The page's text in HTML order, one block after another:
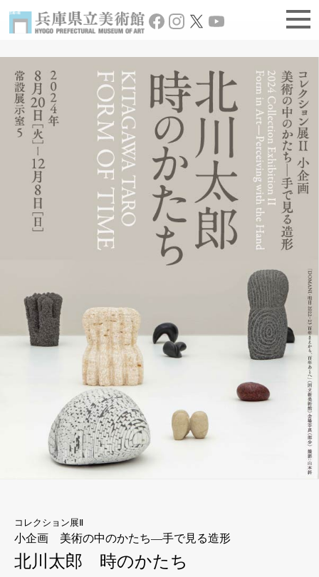
コレクション展Ⅱ
小企画 美術の中のかたち―手で見る造形
北川太郎 時のかたち